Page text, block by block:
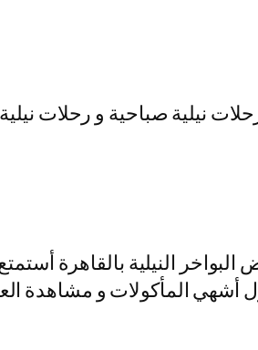
نيلية صباحية و رحلات
النيلية بالقاهرة
أشهي المأكولات و مشاهدة